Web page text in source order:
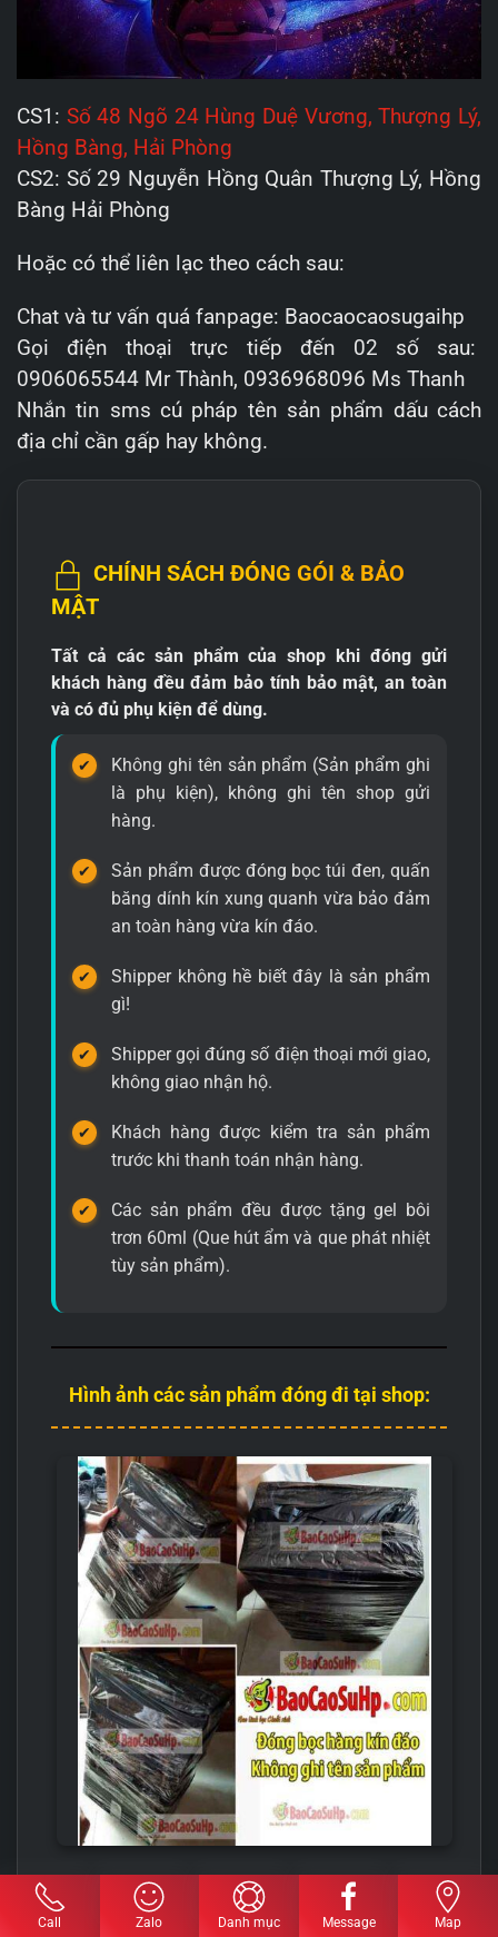
CS1: Số 48 Ngõ 24 Hùng Duệ Vương, Thượng Lý,
Hồng Bàng, Hải Phòng
CS2: Số 29 Nguyễn Hồng Quân Thượng Lý, Hồng
Bàng Hải Phòng
Hoặc có thể liên lạc theo cách sau:
Chat và tư vấn quá fanpage: Baocaocaosugaihp
Gọi điện thoại trực tiếp đến 02 số sau:
0906065544 Mr Thành, 0936968096 Ms Thanh
Nhắn tin sms cú pháp tên sản phẩm dấu cách
địa chỉ cần gấp hay không.
CHÍNH SÁCH ĐÓNG GÓI & BẢO
MẬT
Tất cả các sản phẩm của shop khi đóng gửi
khách hàng đều đảm bảo tính bảo mật, an toàn
và có đủ phụ kiện để dùng.
Không ghi tên sản phẩm (Sản phẩm ghi
là phụ kiện), không ghi tên shop gửi
hàng.
Sản phẩm được đóng bọc túi đen, quấn
băng dính kín xung quanh vừa bảo đảm
an toàn hàng vừa kín đáo.
Shipper không hề biết đây là sản phẩm
gì!
Shipper gọi đúng số điện thoại mới giao,
không giao nhận hộ.
Khách hàng được kiểm tra sản phẩm
trước khi thanh toán nhận hàng.
Các sản phẩm đều được tặng gel bôi
trơn 60ml (Que hút ẩm và que phát nhiệt
tùy sản phẩm).
Hình ảnh các sản phẩm đóng đi tại shop:
HƯỚNG DẪN VỆ SINH & BẢO QUẢN
Call Zalo Danh mục Message Map